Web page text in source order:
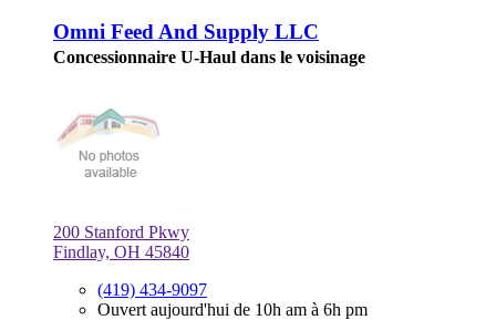
Omni Feed And Supply LLC
Concessionnaire U-Haul dans le voisinage
200 Stanford Pkwy
Findlay, OH 45840
(419) 434-9097
Ouvert aujourd'hui de 10h am à 6h pm